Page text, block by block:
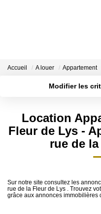
A
Accueil A louer Appartement
Modifier les
Type de bien
Budget max
Location
Fleur de Lys -
rue de
Sur notre site consultez les
rue de la Fleur de Lys . Trouvez
grâce aux annonces immobilières